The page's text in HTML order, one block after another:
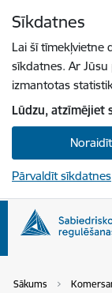
Sīkdatnes
Lai šī tīmekļvietne
sīkdatnes. Ar
izmantotas
Lūdzu, atzīmējiet
Noraidīt
Pārvaldīt sīkdatnes
Sākums